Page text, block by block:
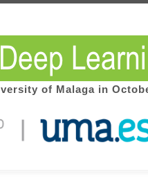
of Malaga in